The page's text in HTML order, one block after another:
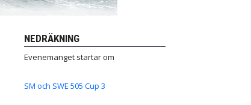
NEDRÄKNING
Evenemanget startar om
SM och SWE 505 Cup 3